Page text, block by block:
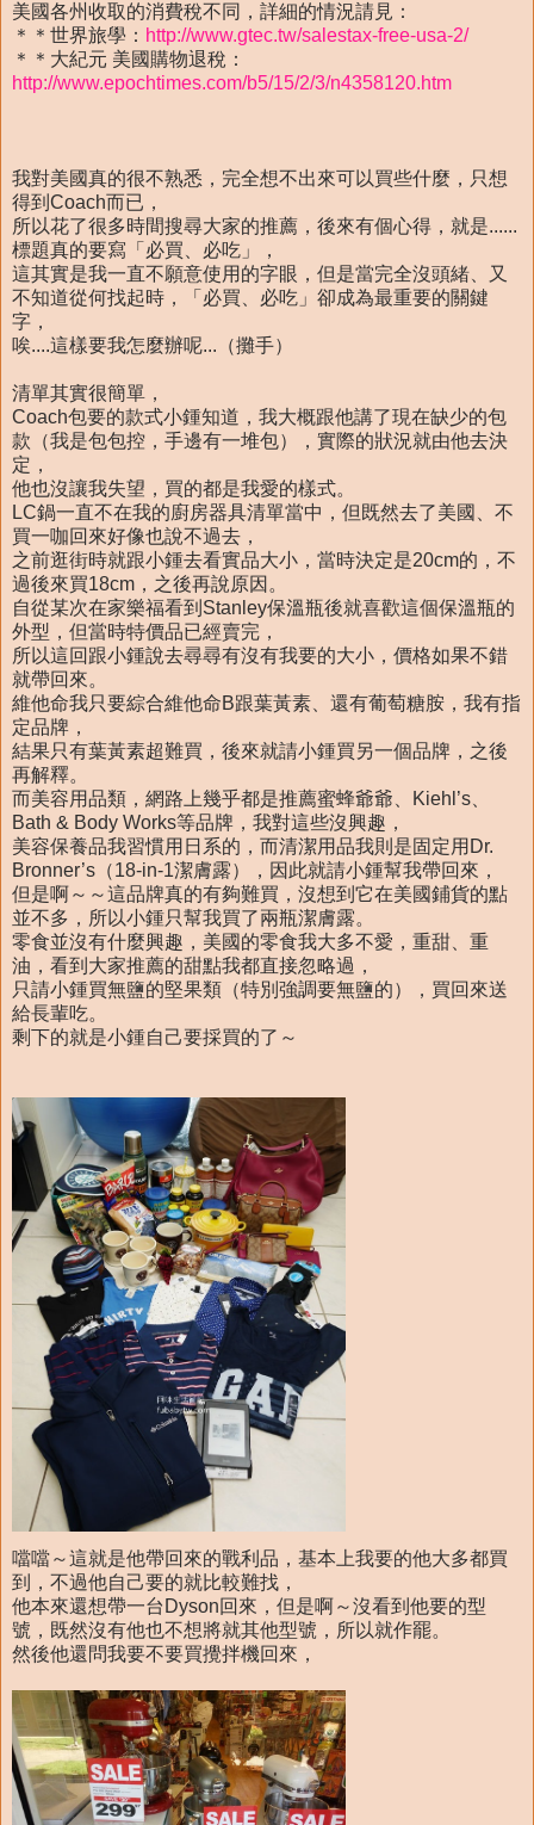
美國各州收取的消費稅不同，詳細的情況請見：
＊＊世界旅學： http://www.gtec.tw/salestax-free-usa-2/
＊＊大紀元 美國購物退稅：
http://www.epochtimes.com/b5/15/2/3/n4358120.htm
我對美國真的很不熟悉，完全想不出來可以買些什麼，只想
得到Coach而已，
所以花了很多時間搜尋大家的推薦，後來有個心得，就是......
標題真的要寫「必買、必吃」，
這其實是我一直不願意使用的字眼，但是當完全沒頭緒、又
不知道從何找起時，「必買、必吃」卻成為最重要的關鍵
字，
唉....這樣要我怎麼辦呢...（攤手）
清單其實很簡單，
Coach包要的款式小鍾知道，我大概跟他講了現在缺少的包
款（我是包包控，手邊有一堆包），實際的狀況就由他去決
定，
他也沒讓我失望，買的都是我愛的樣式。
LC鍋一直不在我的廚房器具清單當中，但既然去了美國、不
買一咖回來好像也說不過去，
之前逛街時就跟小鍾去看實品大小，當時決定是20cm的，不
過後來買18cm，之後再說原因。
自從某次在家樂福看到Stanley保溫瓶後就喜歡這個保溫瓶的
外型，但當時特價品已經賣完，
所以這回跟小鍾說去尋尋有沒有我要的大小，價格如果不錯
就帶回來。
維他命我只要綜合維他命B跟葉黃素、還有葡萄糖胺，我有指
定品牌，
結果只有葉黃素超難買，後來就請小鍾買另一個品牌，之後
再解釋。
而美容用品類，網路上幾乎都是推薦蜜蜂爺爺、Kiehl’s、
Bath & Body Works等品牌，我對這些沒興趣，
美容保養品我習慣用日系的，而清潔用品我則是固定用Dr.
Bronner’s（18-in-1潔膚露），因此就請小鍾幫我帶回來，
但是啊～～這品牌真的有夠難買，沒想到它在美國鋪貨的點
並不多，所以小鍾只幫我買了兩瓶潔膚露。
零食並沒有什麼興趣，美國的零食我大多不愛，重甜、重
油，看到大家推薦的甜點我都直接忽略過，
只請小鍾買無鹽的堅果類（特別強調要無鹽的），買回來送
給長輩吃。
剩下的就是小鍾自己要採買的了～
噹噹～這就是他帶回來的戰利品，基本上我要的他大多都買
到，不過他自己要的就比較難找，
他本來還想帶一台Dyson回來，但是啊～沒看到他要的型
號，既然沒有他也不想將就其他型號，所以就作罷。
然後他還問我要不要買攪拌機回來，